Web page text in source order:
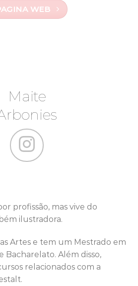
WEB
Maite
profissão, mas vive do
ilustradora.
Artes e tem um Mestrado em
Bacharelato. Além disso,
relacionados com a